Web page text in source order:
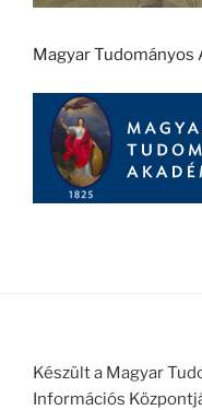
Magyar Tudományos
Készült a Magyar
Információs